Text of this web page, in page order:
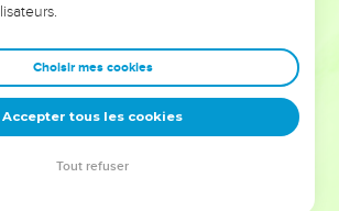
leaders, entrepreneurs, et responsables
avec plus de sagesse afin que leurs erreurs
Que vous guidiez un ministère, une
ou une famille, leur expérience est faite
pour vous.
Choisir mes cookies
Accepter tous les cookies
Tout refuser